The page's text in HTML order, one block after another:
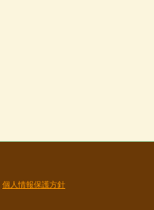
個人情報保護方針